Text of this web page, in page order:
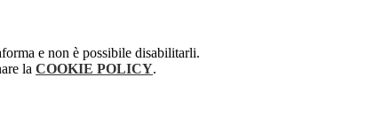
e non è possibile disabilitarli.
la COOKIE POLICY.